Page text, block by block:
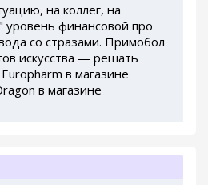
на коллег, на
уровень финансовой про
со стразами. Примобол
искусства — решать
в магазине
в магазине